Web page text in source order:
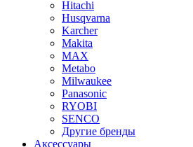
Hitachi
Husqvarna
Karcher
Makita
MAX
Metabo
Milwaukee
Panasonic
RYOBI
SENCO
Другие бренды
Аксессуары